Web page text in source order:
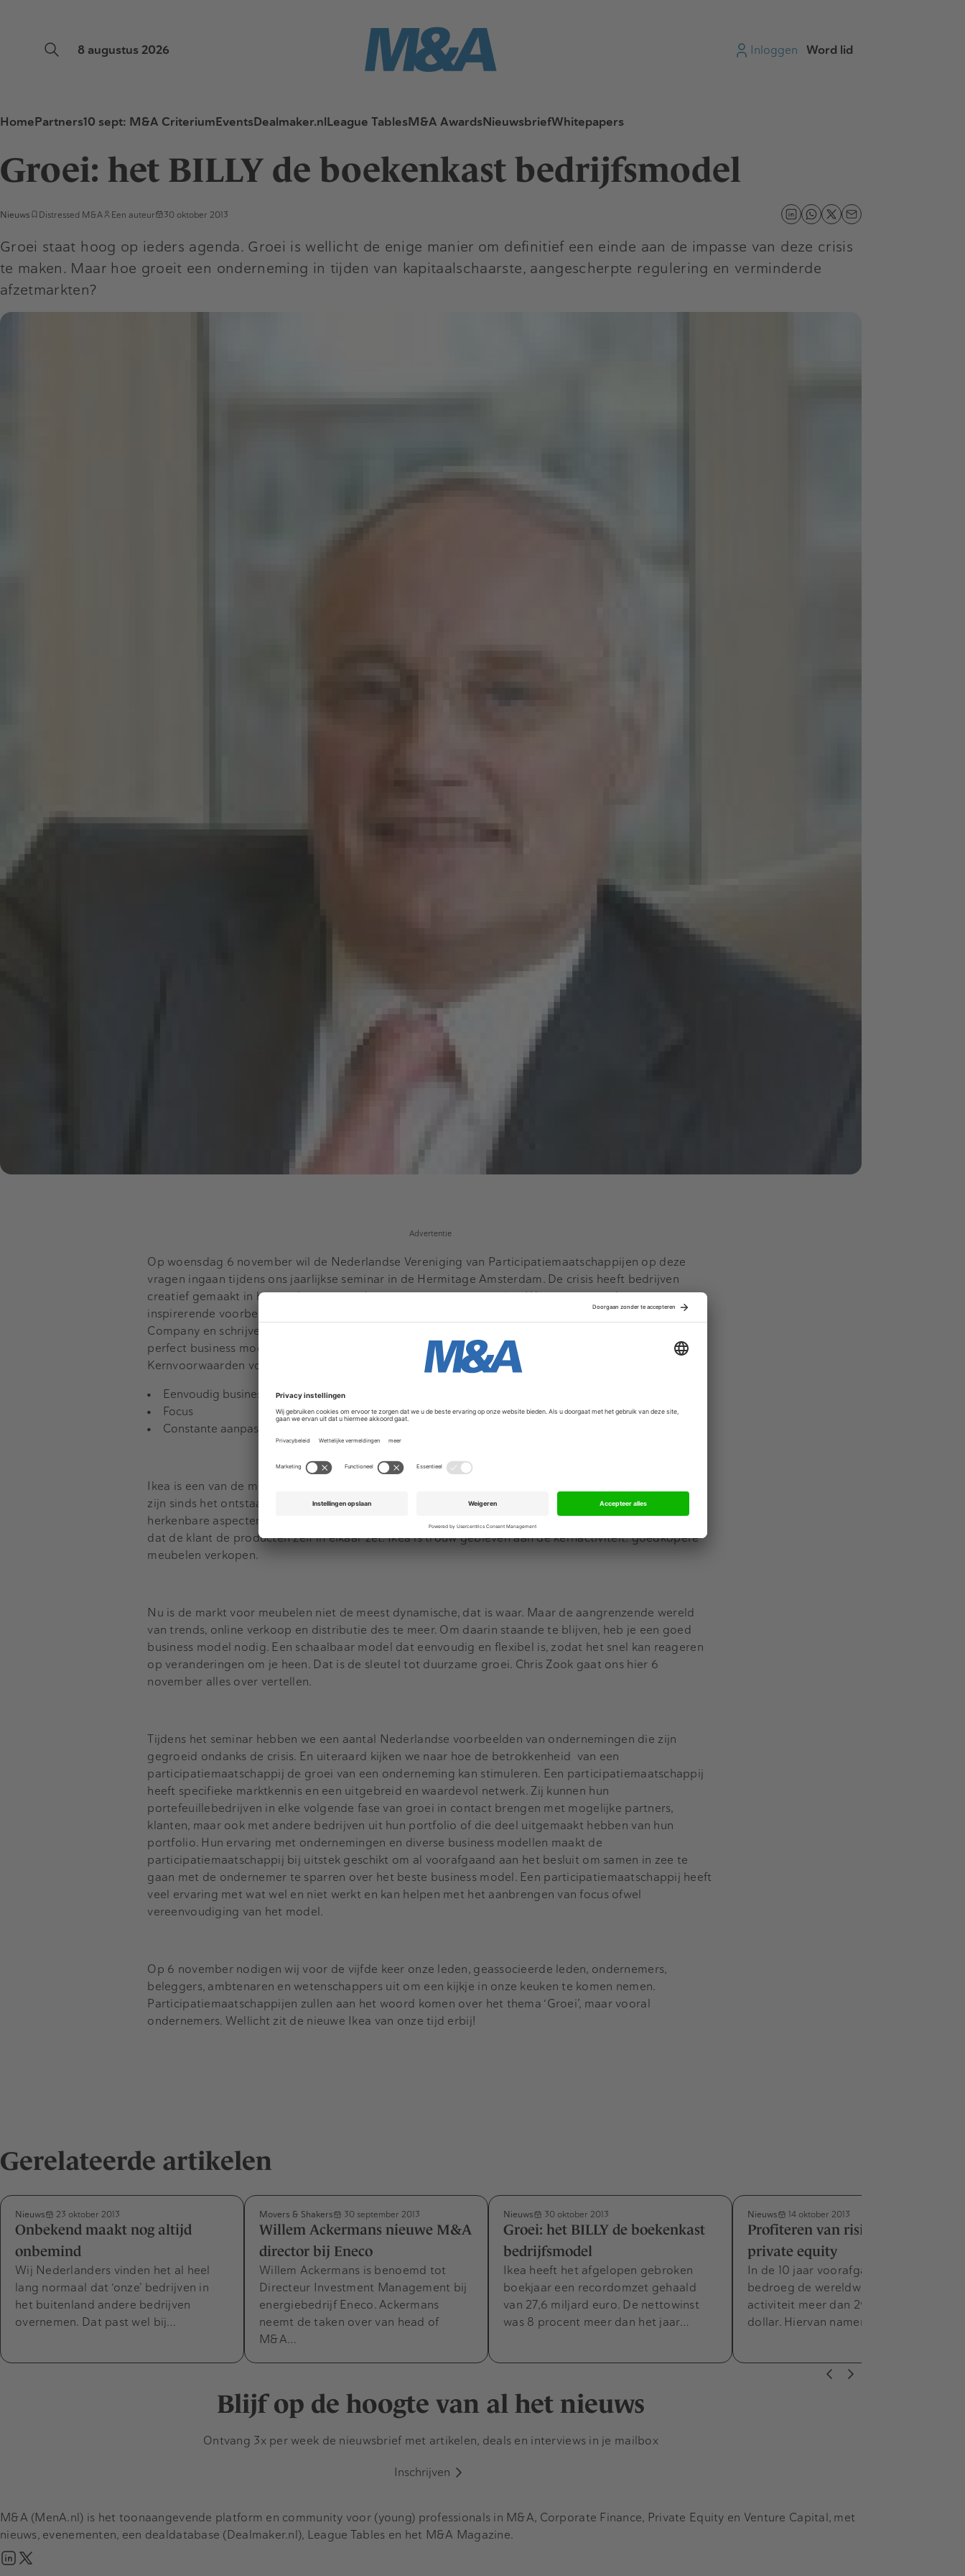
8 augustus 2026 Inloggen Word lid
HomePartners10 sept: M&A CriteriumEventsDealmaker.nlLeague TablesM&A AwardsNieuwsbriefWhitepapers
Groei: het BILLY de boekenkast bedrijfsmodel
Nieuws Distressed M&A Een auteur 30 oktober 2013
Groei staat hoog op ieders agenda. Groei is wellicht de enige manier om definitief een einde aan de impasse van deze crisis
te maken. Maar hoe groeit een onderneming in tijden van kapitaalschaarste, aangescherpte regulering en verminderde
afzetmarkten?
Advertentie
Op woensdag 6 november wil de Nederlandse Vereniging van Participatiemaatschappijen op deze
vragen ingaan tijdens ons jaarlijkse seminar in de Hermitage Amsterdam. De crisis heeft bedrijven
creatief gemaakt in het zoeken naar andere manieren om te groeien. We gaan op zoek naar
inspirerende voorbeelden. Een van onze inspirators dit jaar is Chris Zook. Hij is partner bij Bain &
Company en schrijver van het boek Repeatability. Ikea komt in zijn boek voor als voorbeeld van een
perfect business model om duurzame groei van een onderneming te kunnen verwezenlijken.
Kernvoorwaarden voor groei zijn volgens Zook:
Eenvoudig business model
Focus
Constante aanpassingen in tegenstelling tot radicale vernieuwing
Ikea is een van de meest herkenbare ondernemingen ter wereld. De belangrijkste kenmerken van Ikea
zijn sinds het ontstaan in de jaren ’50 slechts stapsgewijs aangepast. Daarbij zijn er nog steeds
herkenbare aspecten overgebleven van die tijd, zoals dat de meubelen in platte pakken verpakt zijn en
dat de klant de producten zelf in elkaar zet. Ikea is trouw gebleven aan de kernactiviteit: goedkopere
meubelen verkopen.
Nu is de markt voor meubelen niet de meest dynamische, dat is waar. Maar de aangrenzende wereld
van trends, online verkoop en distributie des te meer. Om daarin staande te blijven, heb je een goed
business model nodig. Een schaalbaar model dat eenvoudig en flexibel is, zodat het snel kan reageren
op veranderingen om je heen. Dat is de sleutel tot duurzame groei. Chris Zook gaat ons hier 6
november alles over vertellen.
Tijdens het seminar hebben we een aantal Nederlandse voorbeelden van ondernemingen die zijn
gegroeid ondanks de crisis. En uiteraard kijken we naar hoe de betrokkenheid van een
participatiemaatschappij de groei van een onderneming kan stimuleren. Een participatiemaatschappij
heeft specifieke marktkennis en een uitgebreid en waardevol netwerk. Zij kunnen hun
portefeuillebedrijven in elke volgende fase van groei in contact brengen met mogelijke partners,
klanten, maar ook met andere bedrijven uit hun portfolio of die deel uitgemaakt hebben van hun
portfolio. Hun ervaring met ondernemingen en diverse business modellen maakt de
participatiemaatschappij bij uitstek geschikt om al voorafgaand aan het besluit om samen in zee te
gaan met de ondernemer te sparren over het beste business model. Een participatiemaatschappij heeft
veel ervaring met wat wel en niet werkt en kan helpen met het aanbrengen van focus ofwel
vereenvoudiging van het model.
Op 6 november nodigen wij voor de vijfde keer onze leden, geassocieerde leden, ondernemers,
beleggers, ambtenaren en wetenschappers uit om een kijkje in onze keuken te komen nemen.
Participatiemaatschappijen zullen aan het woord komen over het thema ‘Groei’, maar vooral
ondernemers. Wellicht zit de nieuwe Ikea van onze tijd erbij!
Gerelateerde artikelen
Nieuws 23 oktober 2013
Onbekend maakt nog altijd
onbemind
Wij Nederlanders vinden het al heel
lang normaal dat ‘onze’ bedrijven in
het buitenland andere bedrijven
overnemen. Dat past wel bij…
Movers & Shakers 30 september 2013
Willem Ackermans nieuwe M&A
director bij Eneco
Willem Ackermans is benoemd tot
Directeur Investment Management bij
energiebedrijf Eneco. Ackermans
neemt de taken over van head of
M&A…
Nieuws 30 oktober 2013
Groei: het BILLY de boekenkast
bedrijfsmodel
Ikea heeft het afgelopen gebroken
boekjaar een recordomzet gehaald
van 27,6 miljard euro. De nettowinst
was 8 procent meer dan het jaar…
Nieuws 14 oktober 2013
Profiteren van risico-premies in
private equity
In de 10 jaar voorafgaand aan juni 2013
bedroeg de wereldwijde M&A-
activiteit meer dan 29 biljoen US
dollar. Hiervan namen private equity…
Blijf op de hoogte van al het nieuws
Ontvang 3x per week de nieuwsbrief met artikelen, deals en interviews in je mailbox
Inschrijven
M&A (MenA.nl) is het toonaangevende platform en community voor (young) professionals in M&A, Corporate Finance, Private Equity en Venture Capital, met
nieuws, evenementen, een dealdatabase (Dealmaker.nl), League Tables en het M&A Magazine.